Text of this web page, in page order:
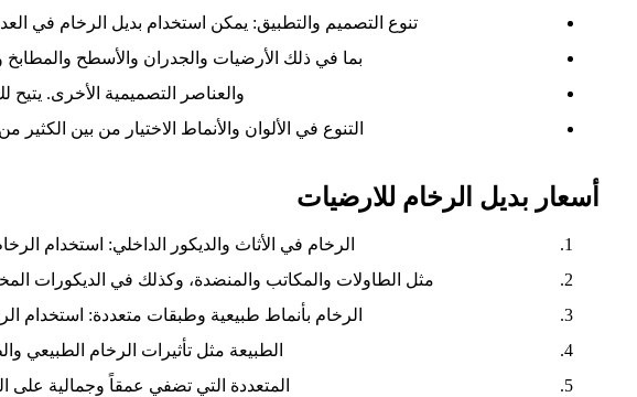
تنوع التصميم والتطبيق: يمكن استخدام بديل الرخام في
بما في ذلك الأرضيات والجدران والأسطح
والعناصر التصميمية الأخرى. يتيح
التنوع في الألوان والأنماط الاختيار من بين الكثير
أسعار بديل الرخام للارضيات
الرخام في الأثاث والديكور الداخلي: استخدام
مثل الطاولات والمكاتب والمنضدة، وكذلك في الديكورات
الرخام بأنماط طبيعية وطبقات متعددة: استخدام
الطبيعة مثل تأثيرات الرخام الطبيعي
المتعددة التي تضفي عمقاً وجمالية على